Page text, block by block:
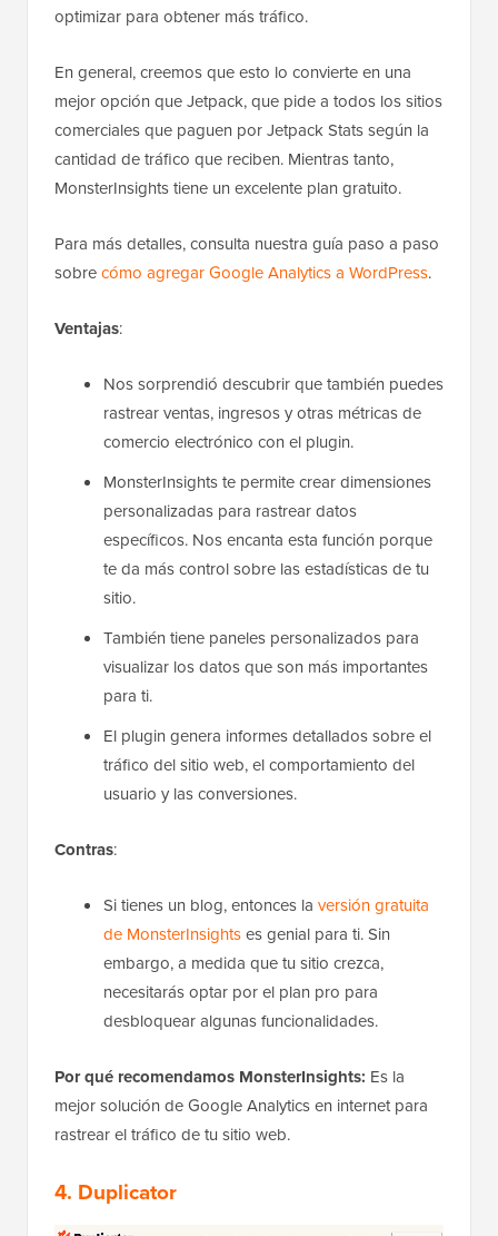
optimizar para obtener más tráfico.
En general, creemos que esto lo convierte en una
mejor opción que Jetpack, que pide a todos los sitios
comerciales que paguen por Jetpack Stats según la
cantidad de tráfico que reciben. Mientras tanto,
MonsterInsights tiene un excelente plan gratuito.
Para más detalles, consulta nuestra guía paso a paso
sobrecómo agregar Google Analytics a WordPress.
Ventajas:
Nos sorprendió descubrir que también puedes
rastrear ventas, ingresos y otras métricas de
comercio electrónico con el plugin.
MonsterInsights te permite crear dimensiones
personalizadas para rastrear datos
específicos. Nos encanta esta función porque
te da más control sobre las estadísticas de tu
sitio.
También tiene paneles personalizados para
visualizar los datos que son más importantes
para ti.
El plugin genera informes detallados sobre el
tráfico del sitio web, el comportamiento del
usuario y las conversiones.
Contras:
Si tienes un blog, entonces la versión gratuita
de MonsterInsightses genial para ti. Sin
embargo, a medida que tu sitio crezca,
necesitarás optar por el plan pro para
desbloquear algunas funcionalidades.
Por qué recomendamos MonsterInsights: Es la
mejor solución de Google Analytics en internet para
rastrear el tráfico de tu sitio web.
4. Duplicator